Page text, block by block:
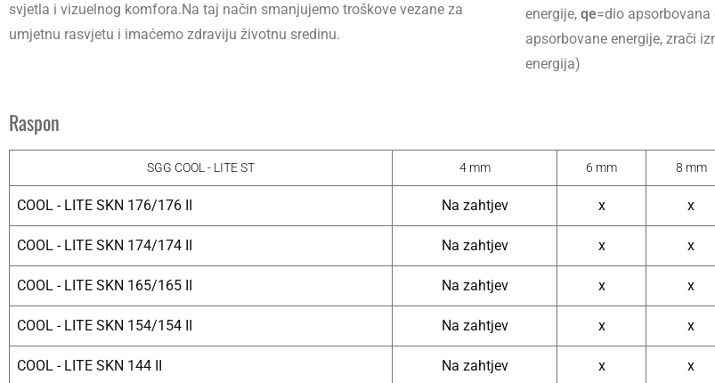
svjetla i vizuelnog komfora.Na taj način smanjujemo troškove vezane za
umjetnu rasvjetu i imaćemo zdraviju životnu sredinu.
energije, qe=dio apsorbovana
apsorbovane energije, zrači
energija)
Raspon
SGG COOL - LITE ST 4 mm 6 mm 8 mm
COOL - LITE SKN 176/176 II Na zahtjev x x
COOL - LITE SKN 174/174 II Na zahtjev x x
COOL - LITE SKN 165/165 II Na zahtjev x x
COOL - LITE SKN 154/154 II Na zahtjev x x
COOL - LITE SKN 144 II Na zahtjev x x